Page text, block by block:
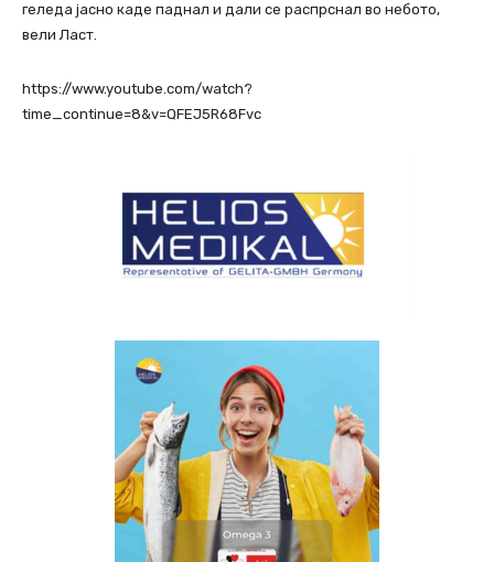
геледа јасно каде паднал и дали се распрснал во небото,
вели Ласт.
https://www.youtube.com/watch?
time_continue=8&v=QFEJ5R68Fvc